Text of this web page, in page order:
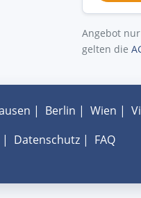
Angebot
gelten die
| Berlin | Wien |
| Datenschutz| FAQ